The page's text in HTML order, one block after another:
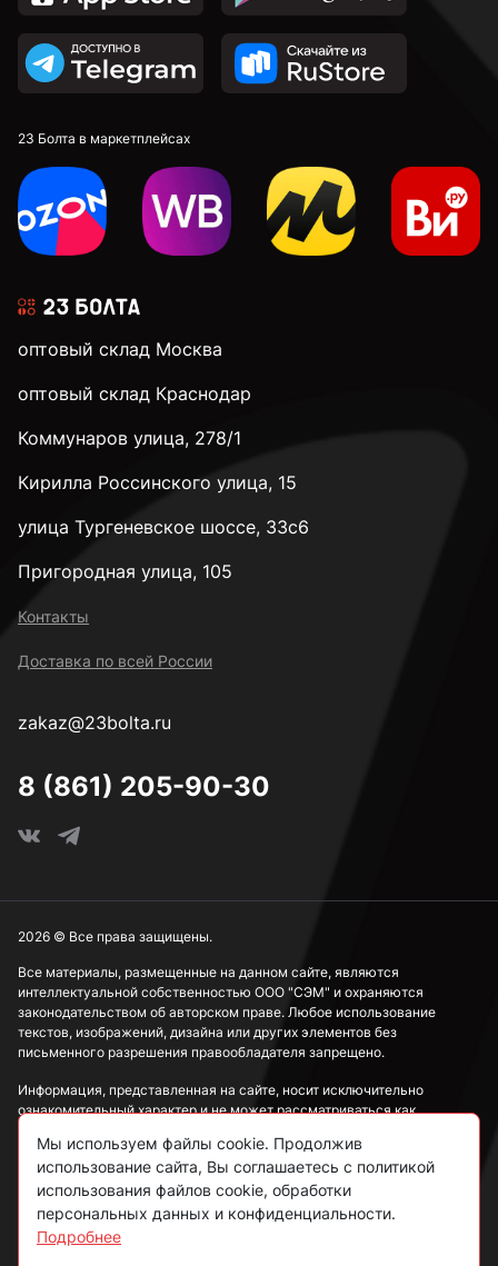
23 Болта в маркетплейсах
оптовый склад Москва
оптовый склад Краснодар
Коммунаров улица, 278/1
Кирилла Россинского улица, 15
улица Тургеневское шоссе, 33с6
Пригородная улица, 105
Контакты
Доставка по всей России
zakaz@23bolta.ru
8 (861) 205-90-30
Все материалы, размещенные на данном сайте, являются
интеллектуальной собственностью ООО "СЭМ" и охраняются
законодательством об авторском праве. Любое использование
текстов, изображений, дизайна или других элементов без
письменного разрешения правообладателя запрещено.
Информация, представленная на сайте, носит исключительно
ознакомительный характер и не может рассматриваться как
Политика конфиденциальности
Согласие на обработку данных
2026 © Все права защищены.
Мы используем файлы cookie. Продолжив
использование сайта, Вы соглашаетесь с политикой
использования файлов cookie, обработки
персональных данных и конфиденциальности.
Подробнее